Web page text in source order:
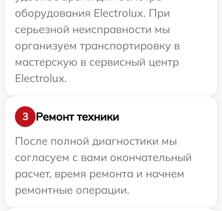
оборудования Electrolux. При
серьезной неисправности мы
организуем транспортировку в
мастерскую в сервисный центр
Electrolux.
3
Ремонт техники
После полной диагностики мы
согласуем с вами окончательный
расчет, время ремонта и начнем
ремонтные операции.